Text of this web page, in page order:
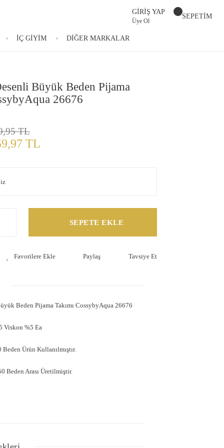
GİRİŞ YAP
Üye Ol
SEPETİM
İÇ GİYİM DİĞER MARKALAR
Büyük Beden Pijama
26676
TL
TL
SEPETE EKLE
Paylaş Tavsiye Et
Beden Pijama Takımı CossybyAqua 26676
Viskon %5 Ea
Ürün Kullanılmıştır.
Beden Arası Üretilmiştir.